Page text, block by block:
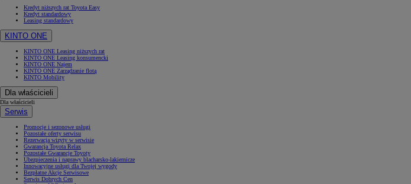
Kredyt niższych rat Toyota Easy
Kredyt standardowy
Leasing standardowy
KINTO ONE
KINTO ONE Leasing niższych rat
KINTO ONE Leasing konsumencki
KINTO ONE Najem
KINTO ONE Zarządzanie flotą
KINTO Mobility
Dla właścicieli
Dla właścicieli
Serwis
Promocje i sezonowe usługi
Pozostałe oferty serwisu
Rezerwacja wizyty w serwisie
Gwarancja Toyota Relax
Pozostałe Gwarancje Toyoty
Ubezpieczenia i naprawy blacharsko-lakiernicze
Innowacyjne usługi dla Twojej wygody
Bezpłatne Akcje Serwisowe
Serwis Dobrych Cen